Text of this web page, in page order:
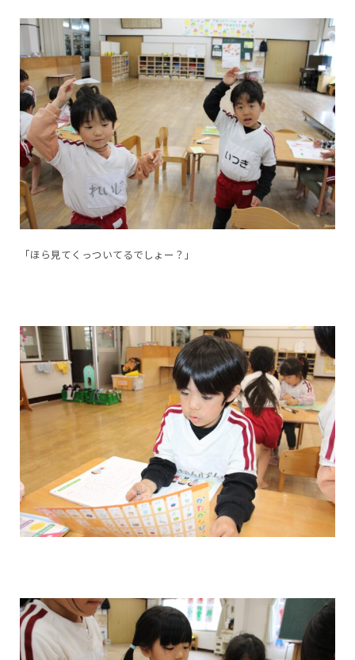
「ほら見てくっついてるでしょー？」